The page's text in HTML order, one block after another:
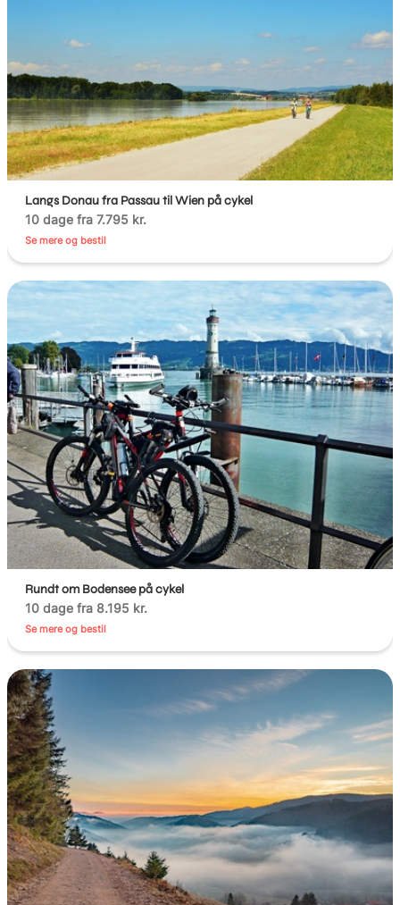
Langs Donau fra Passau til Wien på cykel
10 dage fra 7.795 kr.
Se mere og bestil
Rundt om Bodensee på cykel
10 dage fra 8.195 kr.
Se mere og bestil